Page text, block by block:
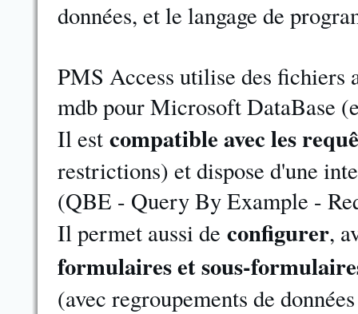
données, et le langage de
PMS Access utilise des fichiers
mdb pour Microsoft DataBase
Il est compatible avec les
restrictions) et dispose d'une
(QBE - Query By Example -
Il permet aussi de configurer,
formulaires et sous-
(avec regroupements de